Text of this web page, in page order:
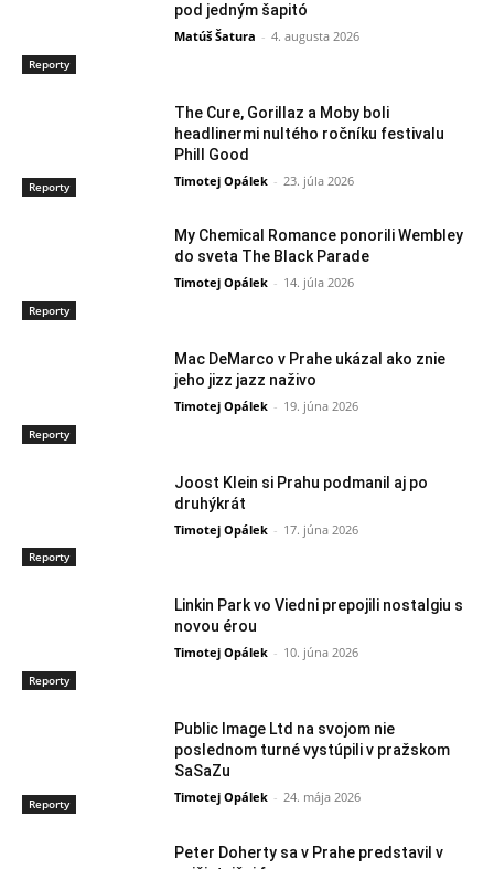
Reporty
pod jedným šapitó
Matúš Šatura - 4. augusta 2026
Reporty
The Cure, Gorillaz a Moby boli
headlinermi nultého ročníku festivalu
Phill Good
Timotej Opálek - 23. júla 2026
Reporty
My Chemical Romance ponorili Wembley
do sveta The Black Parade
Timotej Opálek - 14. júla 2026
Reporty
Mac DeMarco v Prahe ukázal ako znie
jeho jizz jazz naživo
Timotej Opálek - 19. júna 2026
Reporty
Joost Klein si Prahu podmanil aj po
druhýkrát
Timotej Opálek - 17. júna 2026
Reporty
Linkin Park vo Viedni prepojili nostalgiu s
novou érou
Timotej Opálek - 10. júna 2026
Reporty
Public Image Ltd na svojom nie
poslednom turné vystúpili v pražskom
SaSaZu
Timotej Opálek - 24. mája 2026
Peter Doherty sa v Prahe predstavil v